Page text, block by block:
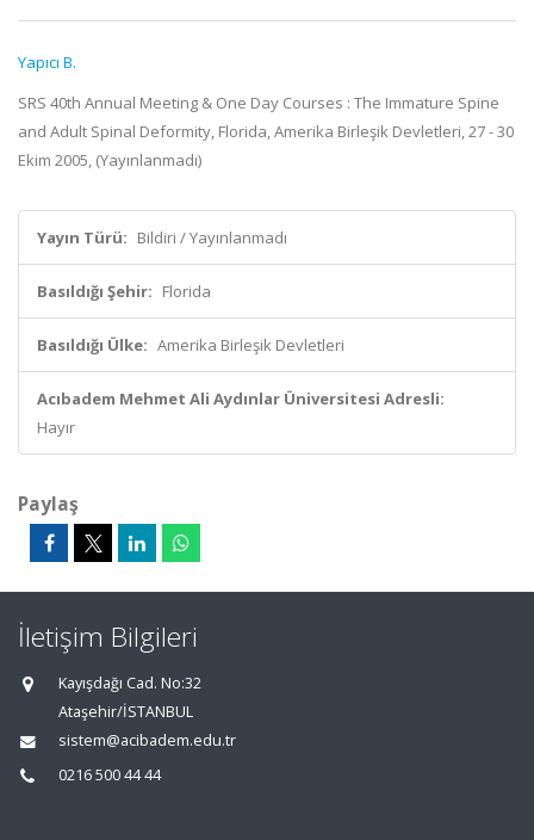
Yapıcı B.
SRS 40th Annual Meeting & One Day Courses : The Immature Spine
and Adult Spinal Deformity, Florida, Amerika Birleşik Devletleri, 27 - 30
Ekim 2005, (Yayınlanmadı)
Yayın Türü: Bildiri / Yayınlanmadı
Basıldığı Şehir: Florida
Basıldığı Ülke: Amerika Birleşik Devletleri
Acıbadem Mehmet Ali Aydınlar Üniversitesi Adresli:
Hayır
Paylaş
İletişim Bilgileri
Kayışdağı Cad. No:32
Ataşehir/İSTANBUL
sistem@acibadem.edu.tr
0216 500 44 44